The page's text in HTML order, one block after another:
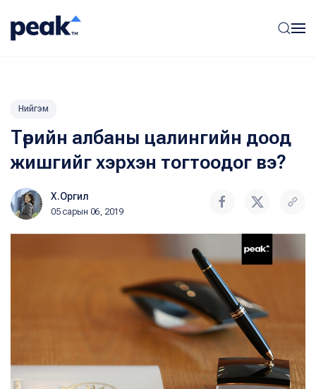
Нийгэм
Төрийн албаны цалингийн доод
жишгийг хэрхэн тогтоодог вэ?
Х.Оргил
05 сарын 06, 2019